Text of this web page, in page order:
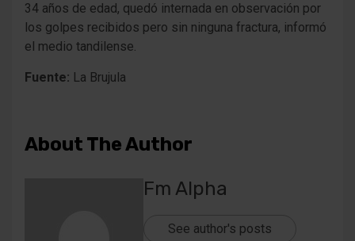
34 años de edad, quedó internada en observación por
los golpes recibidos pero sin ninguna fractura, informó
el medio tandilense.
Fuente: La Brujula
About The Author
Fm Alpha
See author's posts